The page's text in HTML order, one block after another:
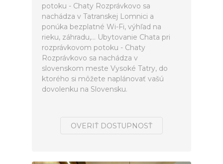
potoku - Chaty Rozprávkovo sa
nachádza v Tatranskej Lomnici a
ponúka bezplatné Wi-Fi, výhľad na
rieku, záhradu,... Ubytovanie Chata pri
rozprávkovom potoku - Chaty
Rozprávkovo sa nachádza v
slovenskom meste Vysoké Tatry, do
ktorého si môžete naplánovať vašú
dovolenku na Slovensku.
OVERIŤ DOSTUPNOSŤ